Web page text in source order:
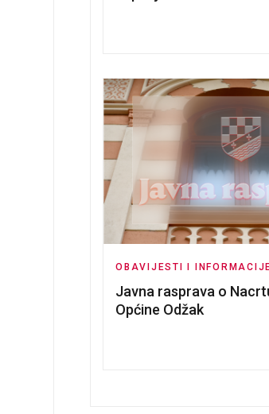
OBAVIJESTI I
Javna rasprava o
Općine Odžak